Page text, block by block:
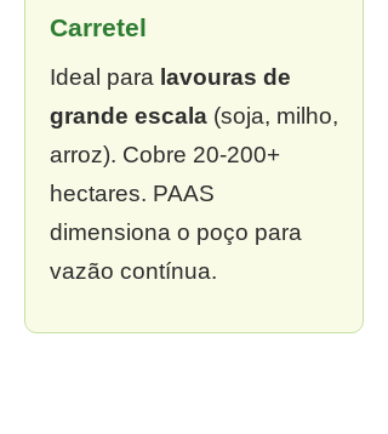
Carretel
Ideal para lavouras de
grande escala (soja, milho,
arroz). Cobre 20-200+
hectares. PAAS
dimensiona o poço para
vazão contínua.